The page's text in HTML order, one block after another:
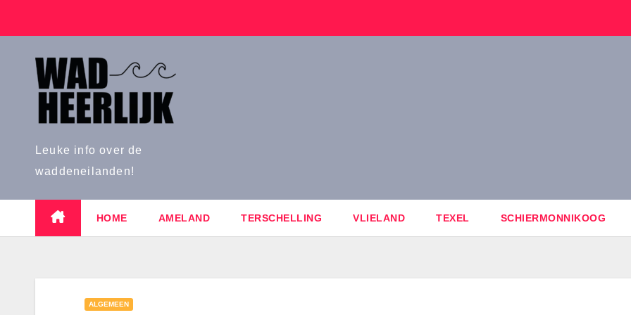
springen
Leuke info over de
waddeneilanden!
HOME AMELAND TERSCHELLING VLIELAND TEXEL SCHIERMONNIKOOG
ALGEMEEN